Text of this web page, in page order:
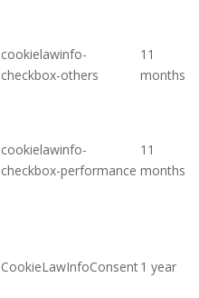
cookielawinfo-
checkbox-others
11
months
cookielawinfo-
checkbox-performance
11
months
CookieLawInfoConsent1 year